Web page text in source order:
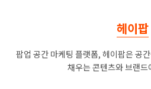
헤이팝
팝업 공간 마케팅 플랫폼, 헤이팝은 공
채우는 콘텐츠와 브랜드